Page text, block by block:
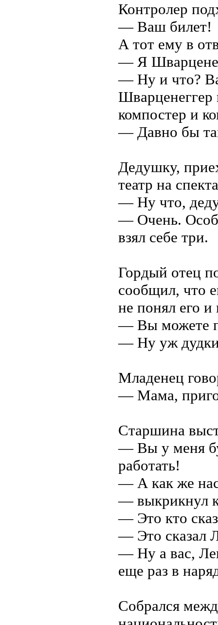
Контролер
— Ваш билет!
А тот ему в
— Я
— Ну и что?
Шварценеггер
компостер и
— Давно бы
Дедушку,
театр на
— Ну что,
— Очень.
взял себе три.
Гордый отец
сообщил, что
не понял его
— Вы можете
— Ну уж
Младенец
— Мама,
Старшина
— Вы у меня
работать!
— А как же
— выкрикнул
— Это кто
— Это сказал
— Ну а вас,
еще раз в
Собрался